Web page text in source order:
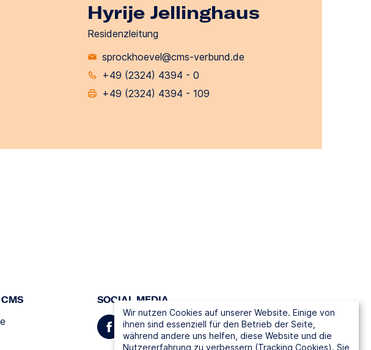
Hyrije Jellinghaus
Residenzleitung
sprockhoevel@cms-verbund.de
+49 (2324) 4394 - 0
+49 (2324) 4394 - 109
SOCIAL MEDIA
Wir nutzen Cookies auf unserer Website. Einige von
ihnen sind essenziell für den Betrieb der Seite,
während andere uns helfen, diese Website und die
Nutzererfahrung zu verbessern (Tracking Cookies). Sie